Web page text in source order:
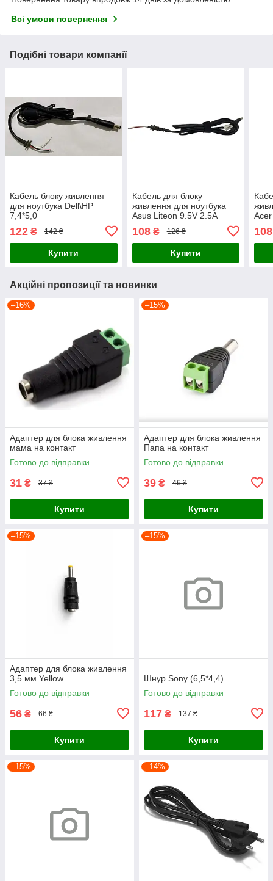
Всі умови повернення
Подібні товари компанії
Кабель блоку живлення
для ноутбука Dell\HP
7,4*5,0
122 ₴ 142 ₴
Купити
Кабель для блоку
живлення для ноутбука
Asus Liteon 9.5V 2.5A
108₴ 126 ₴
Купити
108
Акційні пропозиції та новинки
–16%
Адаптер для блока живлення
мама на контакт
Готово до відправки
31 ₴ 37 ₴
Купити
–15%
Адаптер для блока живлення
Папа на контакт
Готово до відправки
39 ₴ 46 ₴
Купити
–15%
Адаптер для блока живлення
3,5 мм Yellow
Готово до відправки
56 ₴ 66 ₴
Купити
–15%
Шнур Sony (6,5*4,4)
Готово до відправки
117 ₴ 137 ₴
Купити
–15% –14%